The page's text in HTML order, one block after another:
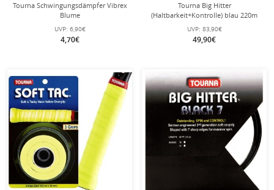
Tourna Schwingungsdämpfer Vibrex
Blume
UVP: 6,90€
4,70€
Tourna Big Hitter
(Haltbarkeit+Kontrolle) blau 220m
Rolle
UVP: 83,90€
49,90€